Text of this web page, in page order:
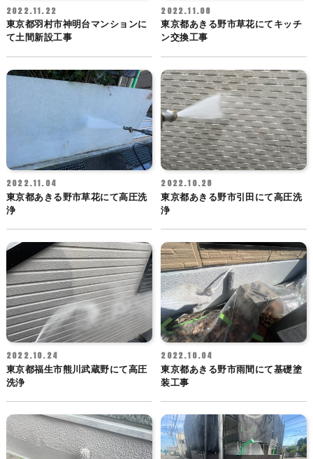
2022.11.22
東京都羽村市神明台マンションに
て土間新設工事
2022.11.08
東京都あきる野市草花にてキッチ
ン交換工事
2022.11.04
東京都あきる野市草花にて高圧洗
浄
2022.10.28
東京都あきる野市引田にて高圧洗
浄
2022.10.24
東京都福生市熊川武蔵野にて高圧
洗浄
2022.10.04
東京都あきる野市雨間にて基礎塗
装工事